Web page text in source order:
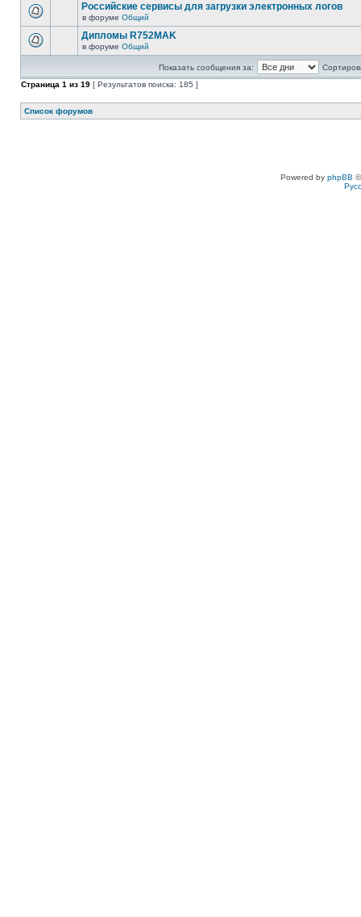
Российские сервисы для загрузки электронных логов
в форуме Общий
Дипломы R752MAK
в форуме Общий
Показать сообщения за:
Страница 1 из 19 [ Результатов поиска: 185 ]
Список форумов
Powered by phpBB